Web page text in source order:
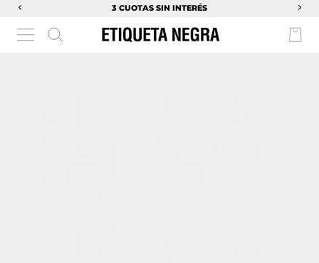
3 CUOTAS SIN INTERÉS